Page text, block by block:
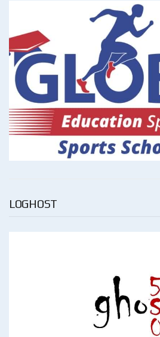
LOGHOST